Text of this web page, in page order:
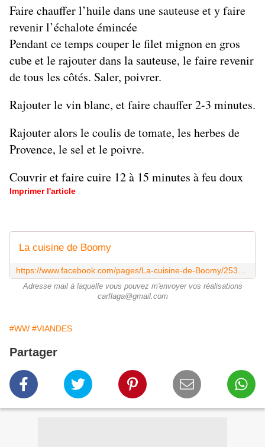
Faire chauffer l’huile dans une sauteuse et y faire
revenir l’échalote émincée
Pendant ce temps couper le filet mignon en gros
cube et le rajouter dans la sauteuse, le faire revenir
de tous les côtés. Saler, poivrer.
Rajouter le vin blanc, et faire chauffer 2-3 minutes.
Rajouter alors le coulis de tomate, les herbes de
Provence, le sel et le poivre.
Couvrir et faire cuire 12 à 15 minutes à feu doux
Imprimer l'article
La cuisine de Boomy
Adresse mail à laquelle vous pouvez m'envoyer vos réalisations
carflaga@gmail.com
#WW #VIANDES
Partager